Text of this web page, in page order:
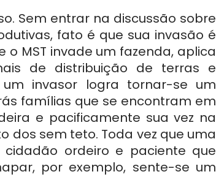
Sem entrar na discussão sobre
fato é que sua invasão é
o MST invade um fazenda, aplica
de distribuição de terras e
invasor logra tornar-se um
famílias que se encontram em
e pacificamente sua vez na
dos sem teto. Toda vez que uma
ordeiro e paciente que
por exemplo, sente-se um